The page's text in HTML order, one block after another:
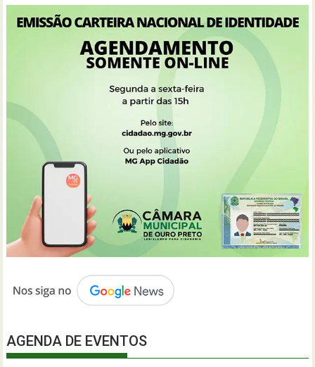
AGENDA DE EVENTOS